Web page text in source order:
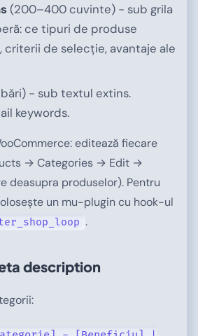
(200–400 cuvinte) - sub grila
ce tipuri de produse
criterii de selecție, avantaje ale
- sub textul extins.
keywords.
editează fiecare
→ Categories → Edit →
deasupra produselor). Pentru
un mu-plugin cu hook-ul
.
description